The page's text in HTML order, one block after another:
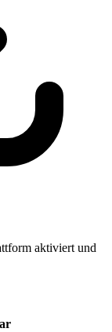
aktiviert und